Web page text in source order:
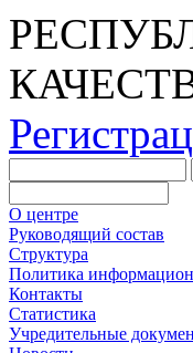
О центре
Руководящий состав
Структура
Политика
Контакты
Статистика
Учредительные